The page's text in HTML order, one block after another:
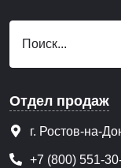
Отдел продаж
г. Ростов-на-
+7 (800) 551-